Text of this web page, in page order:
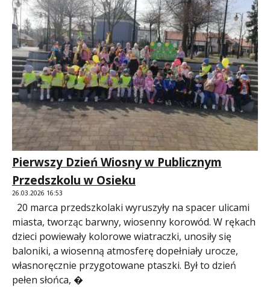
Pierwszy Dzień Wiosny w Publicznym
Przedszkolu w Osieku
26.03.2026 16:53
20 marca przedszkolaki wyruszyły na spacer ulicami
miasta, tworząc barwny, wiosenny korowód. W rękach
dzieci powiewały kolorowe wiatraczki, unosiły się
baloniki, a wiosenną atmosferę dopełniały urocze,
własnoręcznie przygotowane ptaszki. Był to dzień
pełen słońca, �